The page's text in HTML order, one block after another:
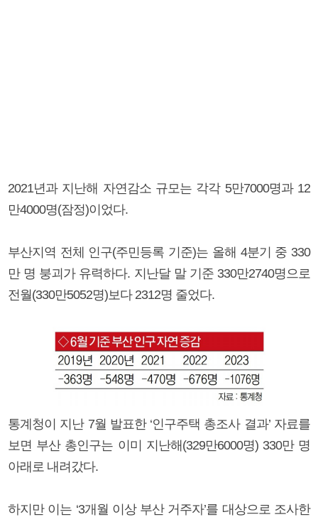
2021년과 지난해 자연감소 규모는 각각 5만7000명과 12
만4000명(잠정)이었다.
부산지역 전체 인구(주민등록 기준)는 올해 4분기 중 330
만 명 붕괴가 유력하다. 지난달 말 기준 330만2740명으로
전월(330만5052명)보다 2312명 줄었다.
통계청이 지난 7월 발표한 ‘인구주택 총조사 결과’ 자료를
보면 부산 총인구는 이미 지난해(329만6000명) 330만 명
아래로 내려갔다.
하지만 이는 ‘3개월 이상 부산 거주자’를 대상으로 조사한